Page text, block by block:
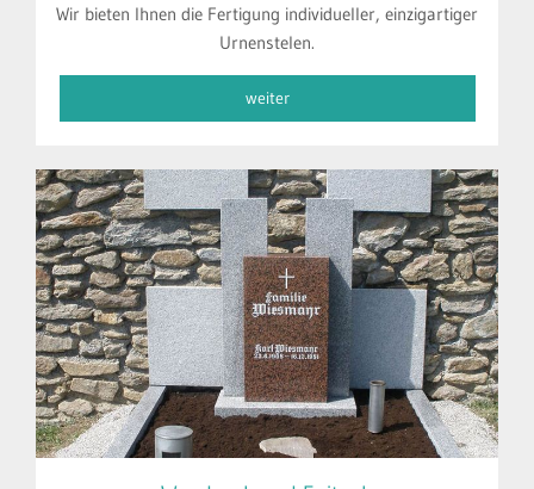
Wir bieten Ihnen die Fertigung individueller, einzigartiger
Urnenstelen.
weiter